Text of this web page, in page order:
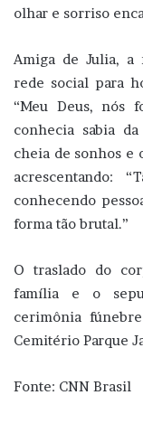
olhar e sorriso
Amiga de Julia, a
rede social para
“Meu Deus, nós
conhecia sabia
cheia de sonhos e
acrescentando:
conhecendo
forma tão brutal.”
O traslado do
família e o
cerimônia
Cemitério Parque
Fonte: CNN Brasil